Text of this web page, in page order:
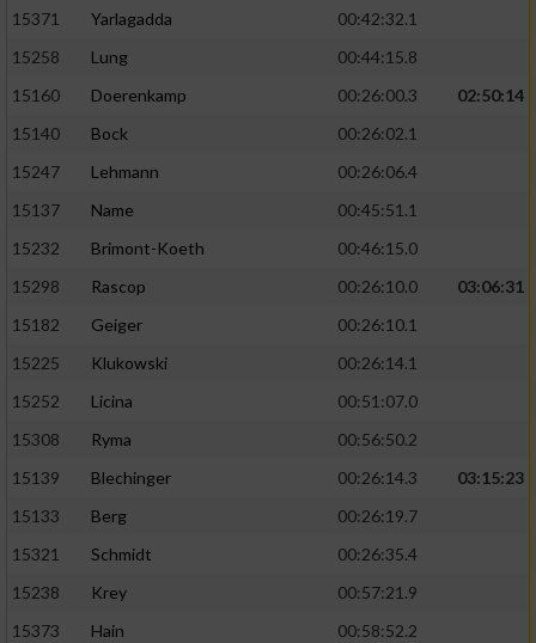
15371
Yarlagadda
00:42:32.1
15258
Lung
00:44:15.8
15160
Doerenkamp 00:26:00.3
02:50:14
15140
Bock
00:26:02.1
15247
Lehmann
00:26:06.4
15137
Name
00:45:51.1
15232
Brimont-Koeth
00:46:15.0
15298
Rascop 00:26:10.0
03:06:31
15182
Geiger
00:26:10.1
15225
Klukowski
00:26:14.1
15252
Licina
00:51:07.0
15308
Ryma
00:56:50.2
15139
Blechinger 00:26:14.3
03:15:23
15133
Berg
00:26:19.7
15321
Schmidt
00:26:35.4
15238
Krey
00:57:21.9
15373
Hain
00:58:52.2